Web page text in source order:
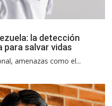
la detección
para salvar vidas
amenazas como el...